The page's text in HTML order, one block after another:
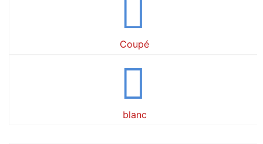
Coupé
blanc